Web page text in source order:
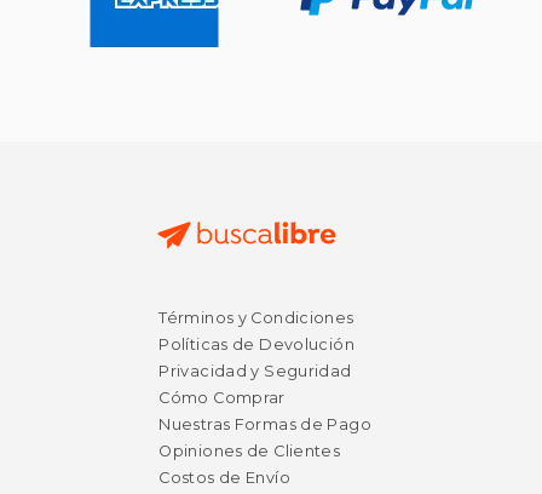
$ 44.65
$ 26.79
40%
dcto.
Términos y Condiciones
Políticas de Devolución
Privacidad y Seguridad
Cómo Comprar
Nuestras Formas de Pago
Opiniones de Clientes
Costos de Envío